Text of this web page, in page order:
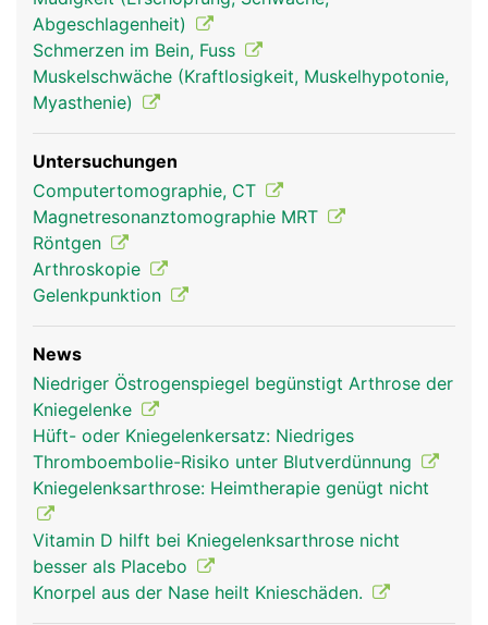
Stossdämpfer dienen. Stabilisiert wird das
Kniegelenk ausserdem durch zwei Kreuzbänder,
die von vorne nach hinten ziehen und sich dabei
überkreuzen, sowie durch die Seitenbänder. Auch
die Kniescheibe wird durch Bänder in Position
gehalten.
Kniegelenk Frau
Abgeschlagenheit)
Schmerzen im Bein, Fuss
Muskelschwäche (Kraftlosigkeit, Muskelhypotonie,
Myasthenie)
Untersuchungen
Computertomographie, CT
Magnetresonanztomographie MRT
Röntgen
Arthroskopie
Gelenkpunktion
News
Niedriger Östrogenspiegel begünstigt Arthrose der
Kniegelenke
Hüft- oder Kniegelenkersatz: Niedriges
Thromboembolie-Risiko unter Blutverdünnung
Kniegelenksarthrose: Heimtherapie genügt nicht
Vitamin D hilft bei Kniegelenksarthrose nicht
besser als Placebo
Knorpel aus der Nase heilt Knieschäden.